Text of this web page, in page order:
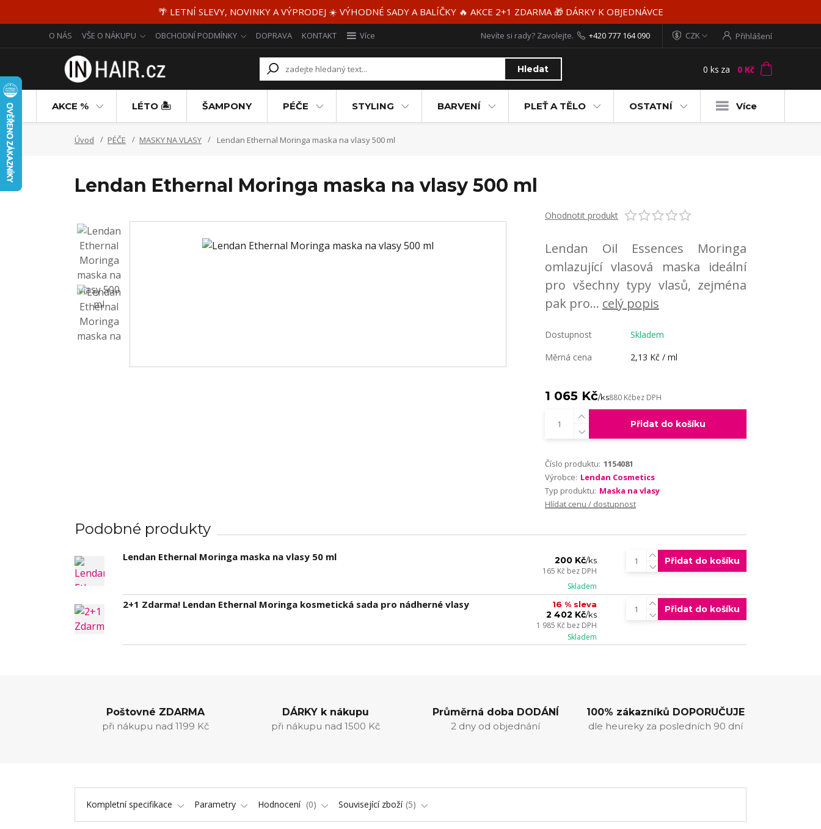
🌴 LETNÍ SLEVY, NOVINKY A VÝPRODEJ ☀️ VÝHODNÉ SADY A BALÍČKY 🔥 AKCE 2+1 ZDARMA 🎁 DÁRKY K OBJEDNÁVCE
O NÁS VŠE O NÁKUPU OBCHODNÍ PODMÍNKY DOPRAVA KONTAKT Více CZK Přihlášení
Hledat
Nevíte si rady? Zavolejte. +420 777 164 090
0 ks za 0 Kč
AKCE % LÉTO 🏝️ ŠAMPONY PÉČE STYLING BARVENÍ PLEŤ A TĚLO OSTATNÍ Více
Úvod PÉČE MASKY NA VLASY Lendan Ethernal Moringa maska na vlasy 500 ml
Lendan Ethernal Moringa maska na vlasy 500 ml
Ohodnotit produkt
Lendan Oil Essences Moringa
omlazující vlasová maska ideální
pro všechny typy vlasů, zejména
pak pro... celý popis
Dostupnost
Skladem
Měrná cena
2,13 Kč / ml
1 065 Kč/ks880 Kčbez DPH
Přidat do košíku
Číslo produktu: 1154081
Výrobce: Lendan Cosmetics
Typ produktu: Maska na vlasy
Hlídat cenu / dostupnost
Podobné produkty
Lendan Ethernal Moringa maska na vlasy 50 ml 200 Kč/ks
165 Kč bez DPH
Skladem
Přidat do košíku
2+1 Zdarma! Lendan Ethernal Moringa kosmetická sada pro nádherné vlasy 16 % sleva
2 402 Kč/ks
1 985 Kč bez DPH
Skladem
Přidat do košíku
Poštovné ZDARMA
při nákupu nad 1199 Kč
DÁRKY k nákupu
při nákupu nad 1500 Kč
Průměrná doba DODÁNÍ
2 dny od objednání
100% zákazníků DOPORUČUJE
dle heureky za posledních 90 dní
Kompletní specifikace Parametry Hodnocení 0 Související zboží 5